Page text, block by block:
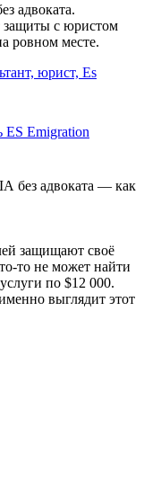
адвоката.
защиты с юристом
ровном месте.
юрист, Es
ES Emigration
защищают своё
то не может найти
по $12 000.
выглядит этот